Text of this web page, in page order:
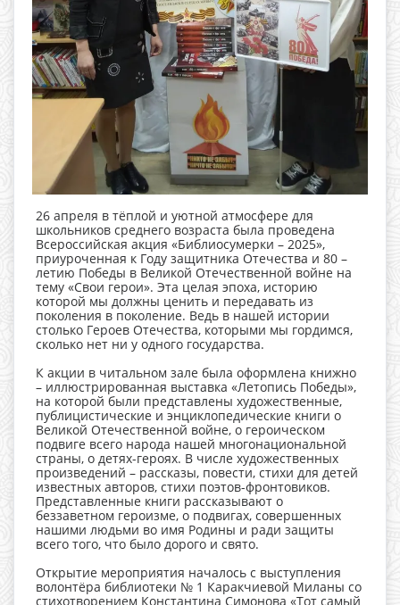
26 апреля в тёплой и уютной атмосфере для
школьников среднего возраста была проведена
Всероссийская акция «Библиосумерки – 2025»,
приуроченная к Году защитника Отечества и 80 –
летию Победы в Великой Отечественной войне на
тему «Свои герои». Эта целая эпоха, историю
которой мы должны ценить и передавать из
поколения в поколение. Ведь в нашей истории
столько Героев Отечества, которыми мы гордимся,
сколько нет ни у одного государства.
К акции в читальном зале была оформлена книжно
– иллюстрированная выставка «Летопись Победы»,
на которой были представлены художественные,
публицистические и энциклопедические книги о
Великой Отечественной войне, о героическом
подвиге всего народа нашей многонациональной
страны, о детях-героях. В числе художественных
произведений – рассказы, повести, стихи для детей
известных авторов, стихи поэтов-фронтовиков.
Представленные книги рассказывают о
беззаветном героизме, о подвигах, совершенных
нашими людьми во имя Родины и ради защиты
всего того, что было дорого и свято.
Открытие мероприятия началось с выступления
волонтёра библиотеки № 1 Каракчиевой Миланы со
стихотворением Константина Симонова «Тот самый